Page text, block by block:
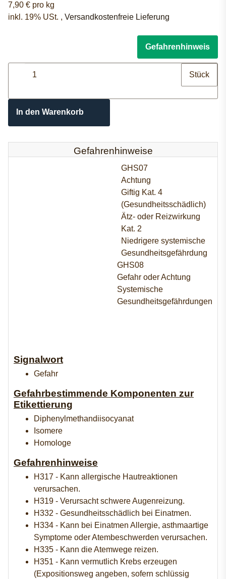
7,90 € pro kg
inkl. 19% USt. , Versandkostenfreie Lieferung
Gefahrenhinweis
Stück
In den Warenkorb
Gefahrenhinweise
GHS07
Achtung
Giftig Kat. 4
(Gesundheitsschädlich)
Ätz- oder Reizwirkung
Kat. 2
Niedrigere systemische
Gesundheitsgefährdung
GHS08
Gefahr oder Achtung
Systemische
Gesundheitsgefährdungen
Signalwort
Gefahr
Gefahrbestimmende Komponenten zur
Etikettierung
Diphenylmethandiisocyanat
Isomere
Homologe
Gefahrenhinweise
H317 - Kann allergische Hautreaktionen
verursachen.
H319 - Verursacht schwere Augenreizung.
H332 - Gesundheitsschädlich bei Einatmen.
H334 - Kann bei Einatmen Allergie, asthmaartige
Symptome oder Atembeschwerden verursachen.
H335 - Kann die Atemwege reizen.
H351 - Kann vermutlich Krebs erzeugen
(Expositionsweg angeben, sofern schlüssig